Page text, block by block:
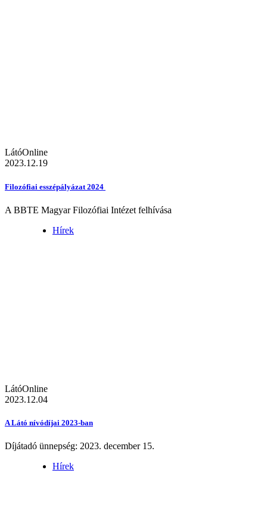
LátóOnline
2023.12.19
Filozófiai esszépályázat 2024
A BBTE Magyar Filozófiai Intézet felhívása
Hírek
LátóOnline
2023.12.04
A Látó nívódíjai 2023-ban
Díjátadó ünnepség: 2023. december 15.
Hírek